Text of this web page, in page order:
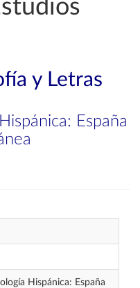
y Letras
España
Hispánica: España